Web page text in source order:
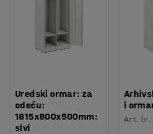
Uredski ormar: za
odeću:
1815x800x500mm:
sivi
i
Art. br.: